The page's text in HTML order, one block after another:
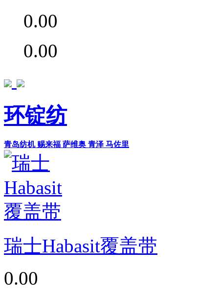
0.00
0.00
环锭纺
青岛纺机 赐来福 萨维奥 青泽 马佐里
瑞士Habasit覆盖带
0.00